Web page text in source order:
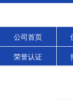
公司首页
荣誉认证